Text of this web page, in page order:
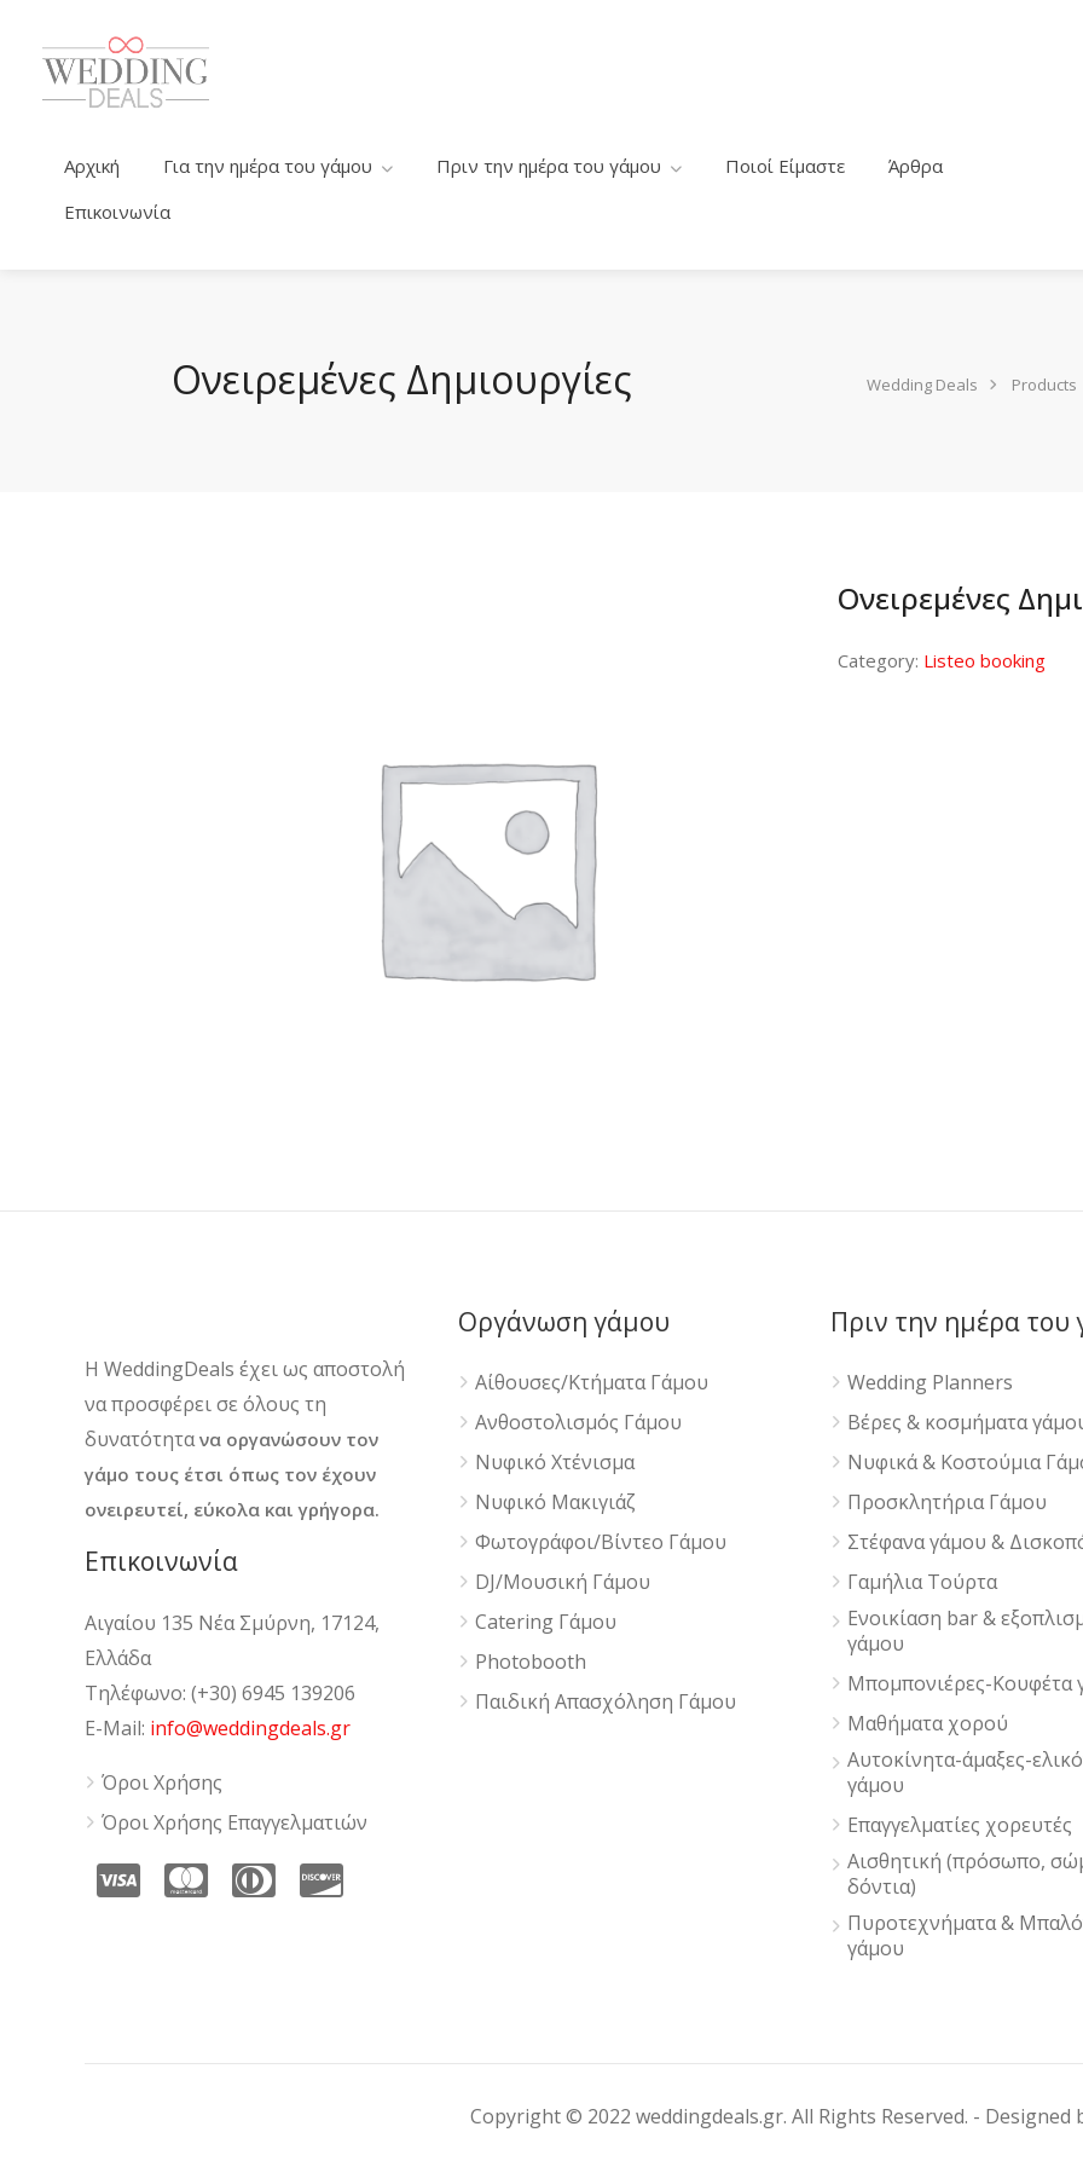
Αρχική Για την ημέρα του γάμου Πριν την ημέρα του γάμου Ποιοί Είμαστε
Άρθρα
Επικοινωνία
Ονειρεμένες Δημιουργίες Wedding Deals Products
Ονειρεμένες
Category: Listeo booking
H WeddingDeals έχει ως αποστολή
να προσφέρει σε όλους τη
δυνατότητανα οργανώσουν τον
γάμο τους έτσι όπως τον έχουν
ονειρευτεί, εύκολα και γρήγορα.
Επικοινωνία
Αιγαίου 135 Νέα Σμύρνη, 17124,
Ελλάδα
Τηλέφωνο: (+30) 6945 139206
E-Mail: info@weddingdeals.gr
Όροι Χρήσης
Όροι Χρήσης Επαγγελματιών
Οργάνωση γάμου
Αίθουσες/Κτήματα Γάμου
Ανθοστολισμός Γάμου
Νυφικό Χτένισμα
Νυφικό Μακιγιάζ
Φωτογράφοι/Βίντεο Γάμου
DJ/Μουσική Γάμου
Catering Γάμου
Photobooth
Παιδική Απασχόληση Γάμου
Πριν την ημέρα του
Wedding Planners
Βέρες & κοσμήματα
Νυφικά & Κοστούμια
Προσκλητήρια Γάμου
Στέφανα γάμου &
Γαμήλια Τούρτα
Ενοικίαση bar &
γάμου
Μπομπονιέρες-Κουφέτα
Μαθήματα χορού
Αυτοκίνητα-άμαξες-
γάμου
Επαγγελματίες χορευτές
Αισθητική (πρόσωπο,
δόντια)
Πυροτεχνήματα &
γάμου
Copyright © 2022 weddingdeals.gr. All Rights Reserved. - Designed